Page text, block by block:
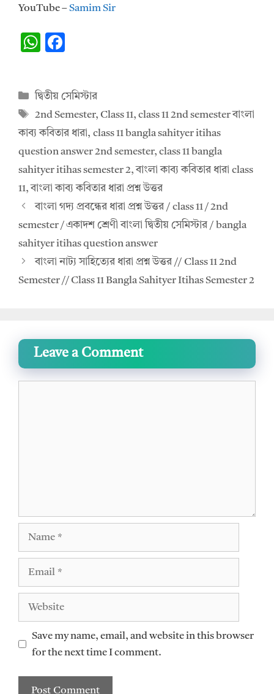
YouTube –Samim Sir
W
s
A
p
p
b
o
o
k
Categories
দ্বিতীয় সেমিস্টার
Tags
2nd Semester, Class 11,class 11 2nd semester বাংলা
কাব্য কবিতার ধারা, class 11 bangla sahityer itihas
question answer 2nd semester, class 11 bangla
sahityer itihas semester 2,বাংলা কাব্য কবিতার ধারা class
11,বাংলা কাব্য কবিতার ধারা প্রশ্ন উত্তর
বাংলা গদ্য প্রবন্ধের ধারা প্রশ্ন উত্তর / class 11 / 2nd
semester / একাদশ শ্রেণী বাংলা দ্বিতীয় সেমিস্টার / bangla
sahityer itihas question answer
বাংলা নাট্য সাহিত্যের ধারা প্রশ্ন উত্তর // Class 11 2nd
Semester // Class 11 Bangla Sahityer Itihas Semester 2
Leave a Comment
Website
Save my name, email, and website in this browser
for the next time I comment.